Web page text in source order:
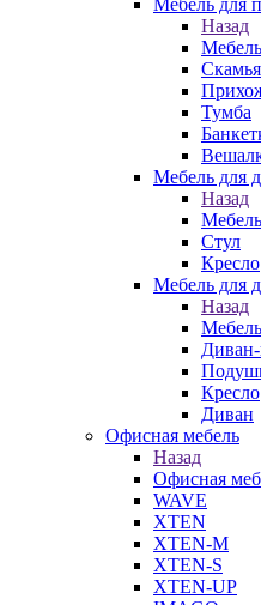
Мебель для
Назад
Скамья
Тумба
Мебель для
Назад
Стул
Кресло
Мебель для
Назад
Диван-
Кресло
Диван
Офисная мебель
Назад
Офисная
WAVE
XTEN
XTEN-M
XTEN-S
XTEN-UP